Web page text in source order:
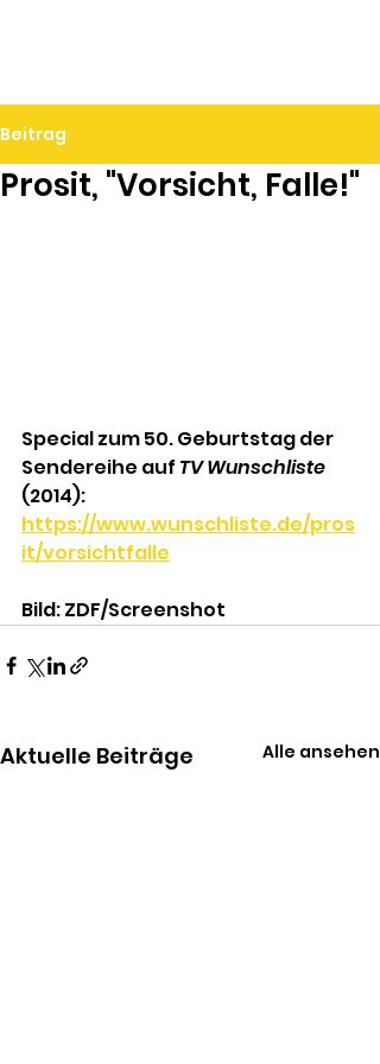
Beitrag
Prosit, "Vorsicht, Falle!"
Special zum 50. Geburtstag der
Sendereihe auf TV Wunschliste
(2014):
https://www.wunschliste.de/pros
it/vorsichtfalle
Bild: ZDF/Screenshot
Aktuelle Beiträge Alle ansehen